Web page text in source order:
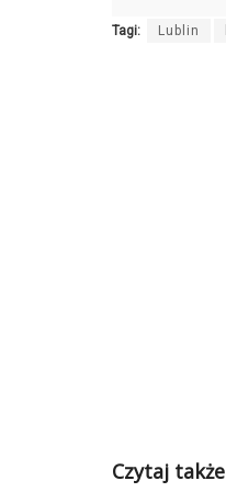
Tagi: Lublin
Czytaj także